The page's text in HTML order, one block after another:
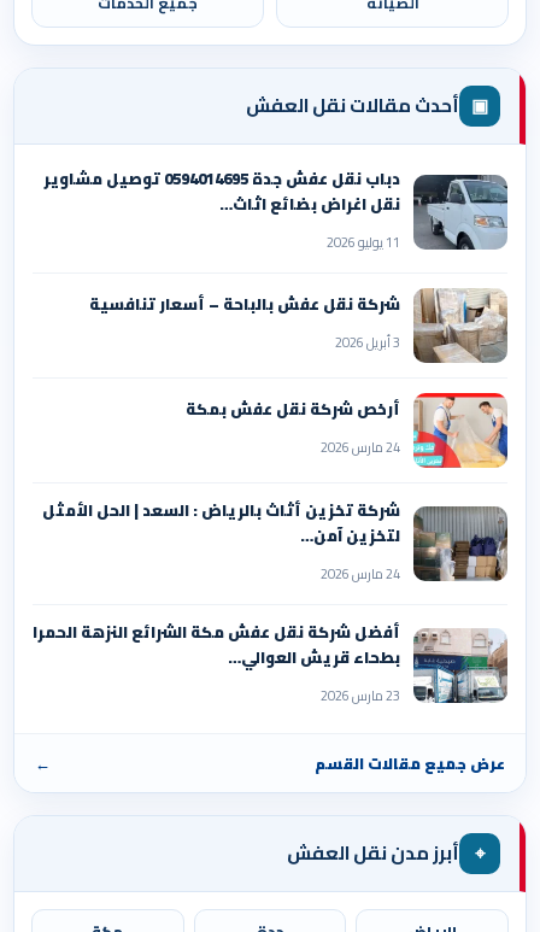
▣ أحدث مقالات نقل العفش
دباب نقل عفش جدة 0594014695 توصيل مشاوير
نقل اغراض بضائع اثاث…
11 يوليو 2026
شركة نقل عفش بالباحة – أسعار تنافسية
3 أبريل 2026
أرخص شركة نقل عفش بمكة
24 مارس 2026
شركة تخزين أثاث بالرياض : السعد | الحل الأمثل
لتخزين آمن…
24 مارس 2026
أفضل شركة نقل عفش مكة الشرائع النزهة الحمرا
بطحاء قريش العوالي…
23 مارس 2026
عرض جميع مقالات القسم ←
⌖ أبرز مدن نقل العفش